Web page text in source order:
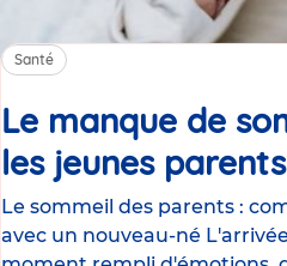
Santé
Le manque de
les jeunes parents
Le sommeil des parents :
avec un nouveau-né